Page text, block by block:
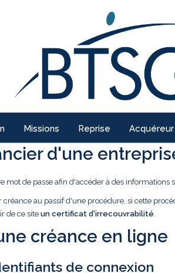
Missions Reprise Acquéreur
d'une
mot de passe afin d'accéder à des informations
créance au passif d'une procédure, si cette
de ce siteun certificat d'irrecouvrabilité.
créance en ligne
de connexion